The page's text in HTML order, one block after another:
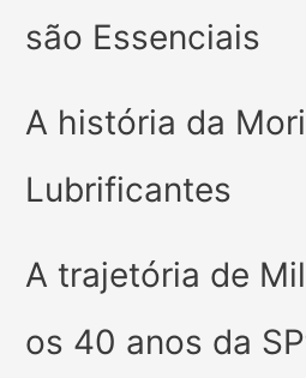
são Essenciais
A história da
Lubrificantes
A trajetória de
os 40 anos da